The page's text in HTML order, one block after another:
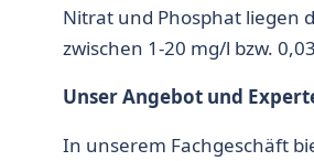
Nitrat und Phosphat liegen
zwischen 1-20 mg/l bzw.
Unser Angebot und
In unserem Fachgeschäft